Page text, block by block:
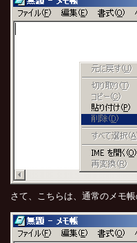
さて、こちらは、通常のメモ